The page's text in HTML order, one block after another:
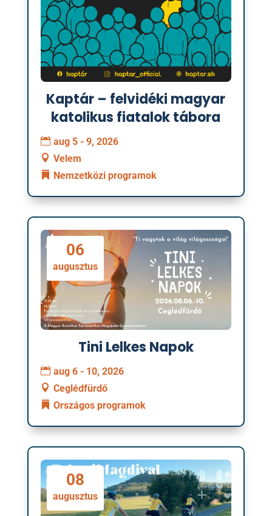
Kaptár – felvidéki magyar
katolikus fiatalok tábora
aug 5 - 9, 2026
Velem
Nemzetközi programok
06
augusztus
Tini Lelkes Napok
aug 6 - 10, 2026
Ceglédfürdő
Országos programok
08
augusztus